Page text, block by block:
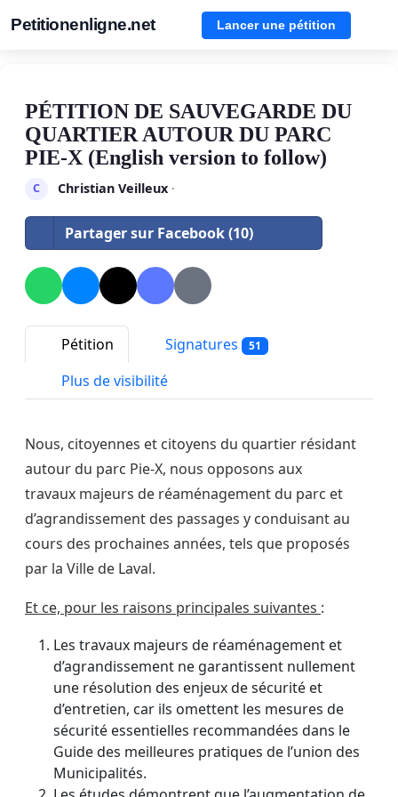
Petitionenligne.net Lancer une pétition
PÉTITION DE SAUVEGARDE DU
QUARTIER AUTOUR DU PARC
PIE-X (English version to follow)
C Christian Veilleux·
Partager sur Facebook (10)
Pétition Signatures 51
Plus de visibilité
Nous, citoyennes et citoyens du quartier résidant
autour du parc Pie-X, nous opposons aux
travaux majeurs de réaménagement du parc et
d’agrandissement des passages y conduisant au
cours des prochaines années, tels que proposés
par la Ville de Laval.
Et ce, pour les raisons principales suivantes :
Les travaux majeurs de réaménagement et
d’agrandissement ne garantissent nullement
une résolution des enjeux de sécurité et
d’entretien, car ils omettent les mesures de
sécurité essentielles recommandées dans le
Guide des meilleures pratiques de l’union des
Municipalités.